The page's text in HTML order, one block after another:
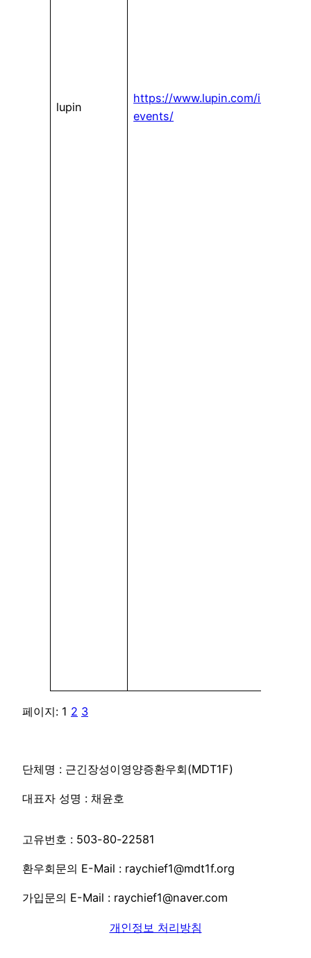
lupin
https://www.lupin.com/
events/
페이지: 1 2 3
단체명 : 근긴장성이영양증환우회(MDT1F)
대표자 성명 : 채윤호
고유번호 : 503-80-22581
환우회문의 E-Mail : raychief1@mdt1f.org
가입문의 E-Mail : raychief1@naver.com
개인정보 처리방침